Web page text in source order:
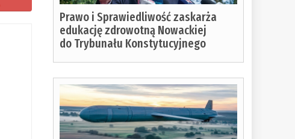
Prawo i Sprawiedliwość zaskarża
edukację zdrowotną Nowackiej
do Trybunału Konstytucyjnego